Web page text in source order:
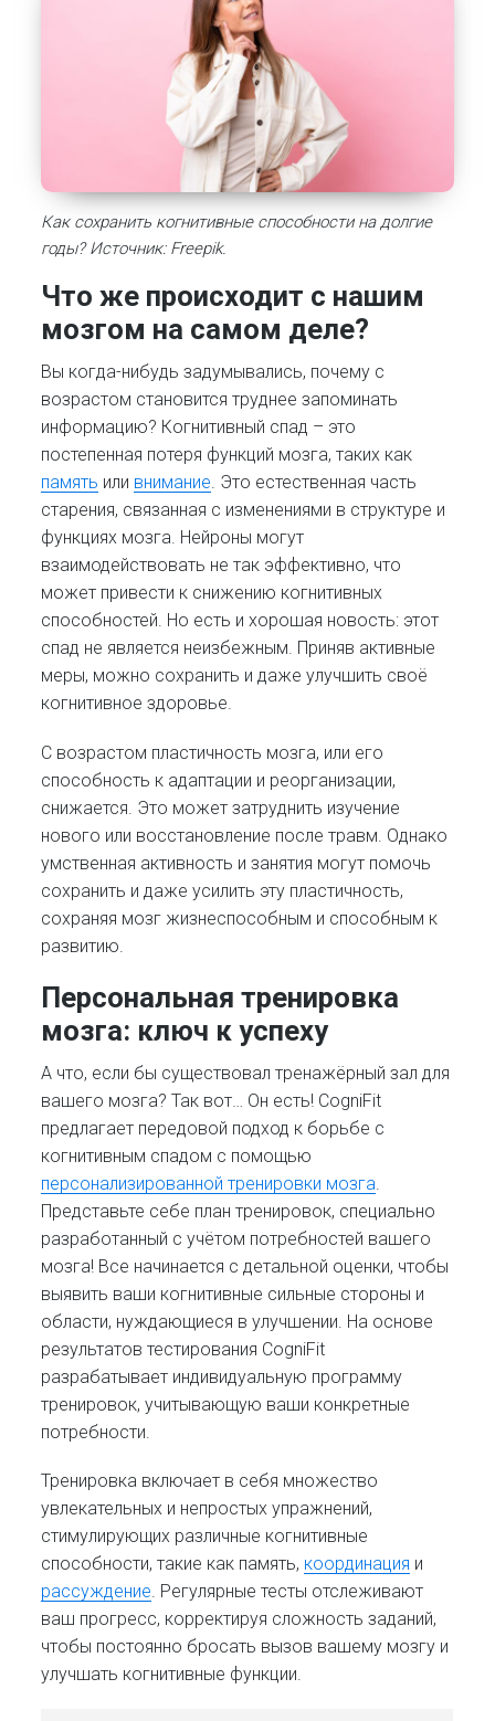
Как сохранить когнитивные способности на долгие
годы? Источник: Freepik.
Что же происходит с нашим
мозгом на самом деле?
Вы когда-нибудь задумывались, почему с
возрастом становится труднее запоминать
информацию? Когнитивный спад – это
постепенная потеря функций мозга, таких как
память или внимание. Это естественная часть
старения, связанная с изменениями в структуре и
функциях мозга. Нейроны могут
взаимодействовать не так эффективно, что
может привести к снижению когнитивных
способностей. Но есть и хорошая новость: этот
спад не является неизбежным. Приняв активные
меры, можно сохранить и даже улучшить своё
когнитивное здоровье.
С возрастом пластичность мозга, или его
способность к адаптации и реорганизации,
снижается. Это может затруднить изучение
нового или восстановление после травм. Однако
умственная активность и занятия могут помочь
сохранить и даже усилить эту пластичность,
сохраняя мозг жизнеспособным и способным к
развитию.
Персональная тренировка
мозга: ключ к успеху
А что, если бы существовал тренажёрный зал для
вашего мозга? Так вот… Он есть! CogniFit
предлагает передовой подход к борьбе с
когнитивным спадом с помощью
персонализированной тренировки мозга.
Представьте себе план тренировок, специально
разработанный с учётом потребностей вашего
мозга! Все начинается с детальной оценки, чтобы
выявить ваши когнитивные сильные стороны и
области, нуждающиеся в улучшении. На основе
результатов тестирования CogniFit
разрабатывает индивидуальную программу
тренировок, учитывающую ваши конкретные
потребности.
Тренировка включает в себя множество
увлекательных и непростых упражнений,
стимулирующих различные когнитивные
способности, такие как память, координация и
рассуждение. Регулярные тесты отслеживают
ваш прогресс, корректируя сложность заданий,
чтобы постоянно бросать вызов вашему мозгу и
улучшать когнитивные функции.